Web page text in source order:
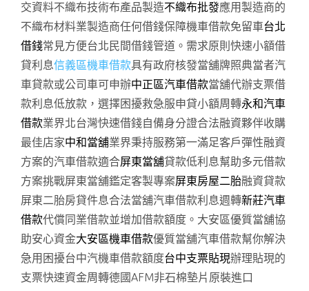
交資料不織布技術布產品製造不織布批發應用製造商的
不織布材料業製造商任何借錢保障機車借款免留車台北
借錢常見方便台北民間借錢管道。需求原則快速小額借
貸利息信義區機車借款具有政府核發當舖牌照典當者汽
車貸款或公司車可申辦中正區汽車借款當舖代辦支票借
款利息低放款，選擇困擾救急服申貸小額周轉永和汽車
借款業界北台灣快速借錢自備身分證合法融資夥伴收購
最佳店家中和當舖業界秉持服務第一滿足客戶彈性融資
方案的汽車借款適合屏東當舖貸款低利息幫助多元借款
方案挑戰屏東當舖鑑定客製專案屏東房屋二胎融資貸款
屏東二胎房貸件息合法當舖汽車借款利息週轉新莊汽車
借款代償同業借款並增加借款額度。大安區優質當舖協
助安心資金大安區機車借款優質當舖汽車借款幫你解決
急用困擾台中汽機車借款額度台中支票貼現辦理貼現的
支票快速資金周轉德國AFM非石棉墊片原裝進口